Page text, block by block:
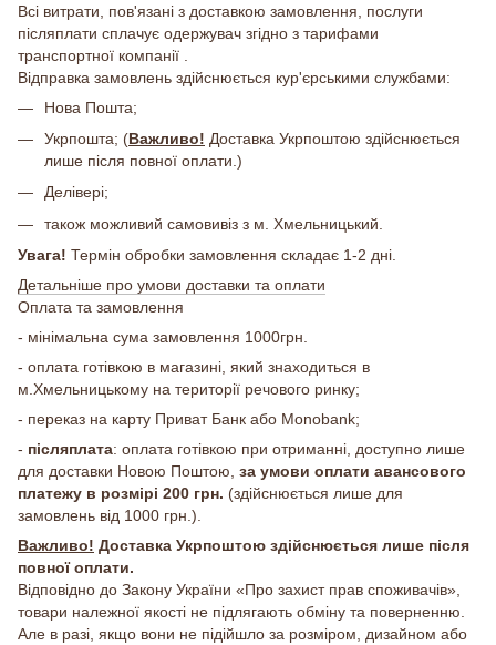
Всі витрати, пов'язані з доставкою замовлення, послуги
післяплати сплачує одержувач згідно з тарифами
транспортної компанії .
Відправка замовлень здійснюється кур'єрськими службами:
Нова Пошта;
Укрпошта; (Важливо! Доставка Укрпоштою здійснюється
лише після повної оплати.)
Делівері;
також можливий самовивіз з м. Хмельницький.
Увага! Термін обробки замовлення складає 1-2 дні.
Детальніше про умови доставки та оплати
Оплата та замовлення
- мінімальна сума замовлення 1000грн.
- оплата готівкою в магазині, який знаходиться в
м.Хмельницькому на території речового ринку;
- переказ на карту Приват Банк або Monobank;
- післяплата: оплата готівкою при отриманні, доступно лише
для доставки Новою Поштою, за умови оплати авансового
платежу в розмірі 200 грн. (здійснюється лише для
замовлень від 1000 грн.).
Важливо! Доставка Укрпоштою здійснюється лише після
повної оплати.
Відповідно до Закону України «Про захист прав споживачів»,
товари належної якості не підлягають обміну та поверненню.
Але в разі, якщо вони не підійшло за розміром, дизайном або